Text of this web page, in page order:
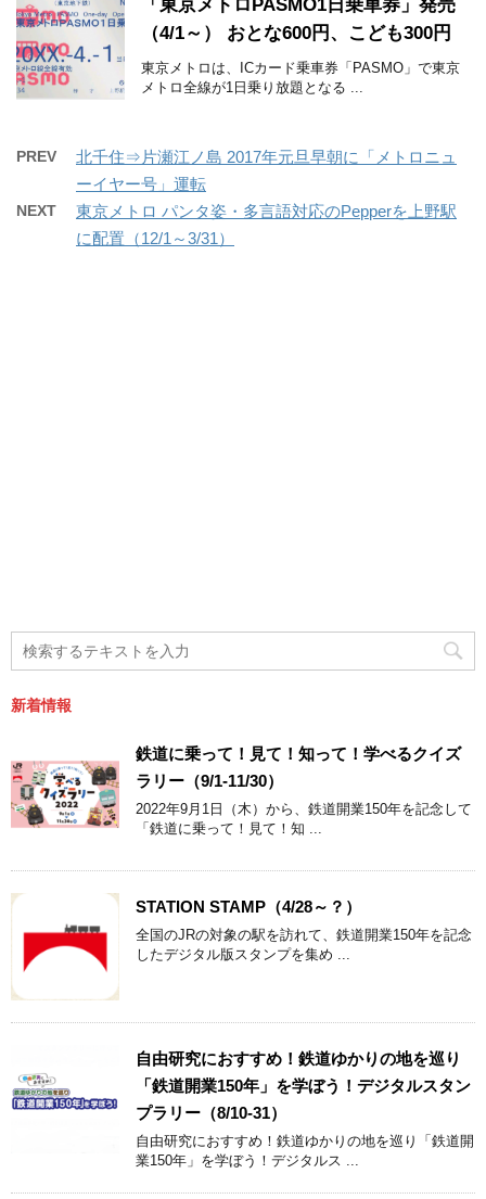
「東京メトロPASMO1日乗車券」発売
（4/1～） おとな600円、こども300円
東京メトロは、ICカード乗車券「PASMO」で東京
メトロ全線が1日乗り放題となる ...
PREV
北千住⇒片瀬江ノ島 2017年元旦早朝に「メトロニュ
ーイヤー号」運転
NEXT
東京メトロ パンタ姿・多言語対応のPepperを上野駅
に配置（12/1～3/31）
新着情報
鉄道に乗って！見て！知って！学べるクイズ
ラリー（9/1-11/30）
2022年9月1日（木）から、鉄道開業150年を記念して
「鉄道に乗って！見て！知 ...
STATION STAMP（4/28～？）
全国のJRの対象の駅を訪れて、鉄道開業150年を記念
したデジタル版スタンプを集め ...
自由研究におすすめ！鉄道ゆかりの地を巡り
「鉄道開業150年」を学ぼう！デジタルスタン
プラリー（8/10-31）
自由研究におすすめ！鉄道ゆかりの地を巡り「鉄道開
業150年」を学ぼう！デジタルス ...